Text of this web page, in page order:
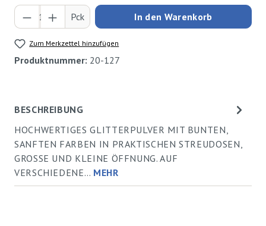
Produkt Anzahl: Gib den gewünschten Wert
Pck In den Warenkorb
Zum Merkzettel hinzufügen
Produktnummer: 20-127
BESCHREIBUNG
HOCHWERTIGES GLITTERPULVER MIT BUNTEN,
SANFTEN FARBEN IN PRAKTISCHEN STREUDOSEN,
GROSSE UND KLEINE ÖFFNUNG. AUF
VERSCHIEDENE… MEHR